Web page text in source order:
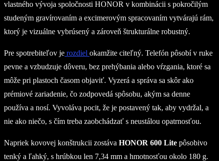
vlastného vývoja spoločnosti HONOR v kombinácii s pokročilým
studeným gravírovaním a excimerovým spracovaním vytvárajú rám,
ktorý je vizuálne vybrúsený a zároveň štrukturálne robustný.
Pre spotrebiteľov je rozdiel okamžite citeľný. Telefón pôsobí v ruke
pevne a vzbudzuje dôveru, bez prehýbania alebo vŕzgania, ktoré sa
môže pri plastoch časom objaviť. Vyzerá a správa sa skôr ako
prémiové zariadenie, čo zodpovedá spôsobu, akým sa denne
používa a nosí. Vyvoláva pocit, že je postavený tak, aby vydržal, a
nie ako niečo, s čím treba zaobchádzať s neustálou opatrnosťou.
Napriek kovovej konštrukcii zostáva HONOR 600 Lite pôsobivo
tenký a ľahký, s hrúbkou len 7,34 mm a hmotnosťou okolo 180 g.